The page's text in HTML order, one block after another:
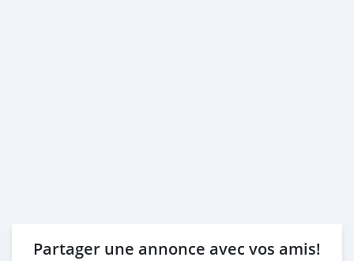
Partager une annonce avec vos amis!